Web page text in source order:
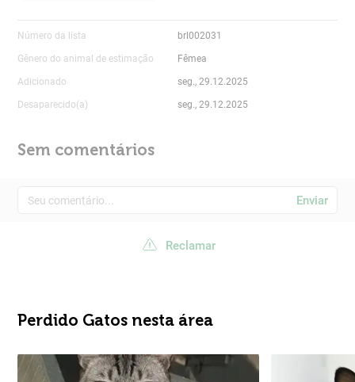
Número da lista brl002031
Gênero do animal de estimação Fêmea
Adicionado seg., 29.12.2025
Desaparecido(a) seg., 29.12.2025
Sem comentários
Enviar
Reclamar
Perdido Gatos nesta área